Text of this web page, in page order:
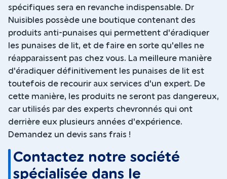
spécifiques sera en revanche indispensable. Dr
Nuisibles possède une boutique contenant des
produits anti-punaises qui permettent d'éradiquer
les punaises de lit, et de faire en sorte qu'elles ne
réapparaissent pas chez vous. La meilleure manière
d'éradiquer définitivement les punaises de lit est
toutefois de recourir aux services d'un expert. De
cette manière, les produits ne seront pas dangereux,
car utilisés par des experts chevronnés qui ont
derrière eux plusieurs années d'expérience.
Demandez un devis sans frais !
Contactez notre société
spécialisée dans le